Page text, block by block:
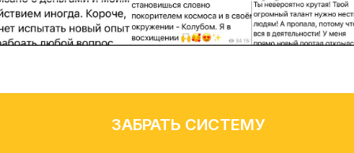
ЗАБРАТЬ СИСТЕМУ